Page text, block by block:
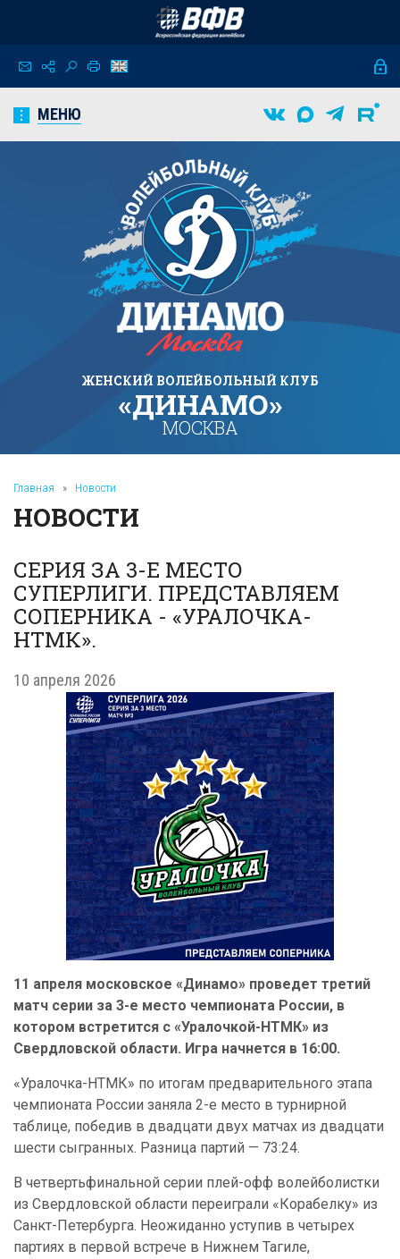
МЕНЮ
ЖЕНСКИЙ ВОЛЕЙБОЛЬНЫЙ КЛУБ
«ДИНАМО»
МОСКВА
Главная » Новости
НОВОСТИ
СЕРИЯ ЗА 3-Е МЕСТО
СУПЕРЛИГИ. ПРЕДСТАВЛЯЕМ
СОПЕРНИКА - «УРАЛОЧКА-
НТМК».
10 апреля 2026
11 апреля московское «Динамо» проведет третий
матч серии за 3-е место чемпионата России, в
котором встретится с «Уралочкой-НТМК» из
Свердловской области. Игра начнется в 16:00.
«Уралочка-НТМК» по итогам предварительного этапа
чемпионата России заняла 2-е место в турнирной
таблице, победив в двадцати двух матчах из двадцати
шести сыгранных. Разница партий — 73:24.
В четвертьфинальной серии плей-офф волейболистки
из Свердловской области переиграли «Корабелку» из
Санкт-Петербурга. Неожиданно уступив в четырех
партиях в первой встрече в Нижнем Тагиле,